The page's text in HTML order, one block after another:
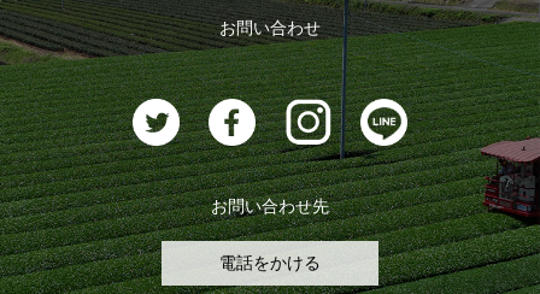
お茶に合うスイーツ
ログアウト
お問い合わせ
お問い合わせ先
電話をかける